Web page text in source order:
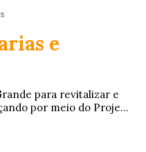
e
para revitalizar e
por meio do Proje...